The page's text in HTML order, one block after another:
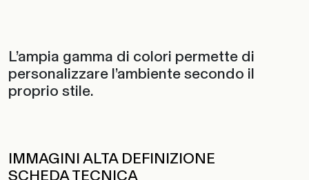
L’ampia gamma di colori permette di
personalizzare l’ambiente secondo il
proprio stile.
IMMAGINI ALTA DEFINIZIONE
SCHEDA TECNICA